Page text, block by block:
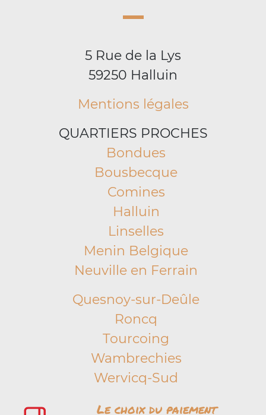
5 Rue de la Lys
59250 Halluin
Mentions légales
QUARTIERS PROCHES
Bondues
Bousbecque
Comines
Halluin
Linselles
Menin Belgique
Neuville en Ferrain
Quesnoy-sur-Deûle
Roncq
Tourcoing
Wambrechies
Wervicq-Sud
Le choix du paiement